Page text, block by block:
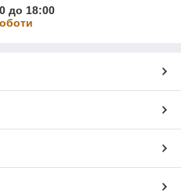
до 18:00